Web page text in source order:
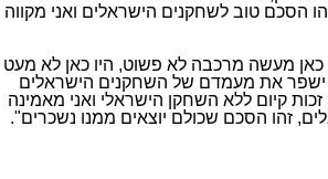
טוב לשחקנים הישראלים ואני מקווה
מעשה מרכבה לא פשוט, היו כאן לא מעט
ישפר את מעמדם של השחקנים הישראלים
קיום ללא השחקן הישראלי ואני מאמינה
זהו הסכם שכולם יוצאים ממנו נשכרים".